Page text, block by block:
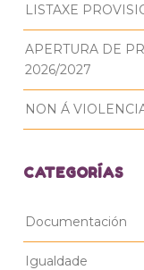
LISTAXE
APERTURA DE
2026/2027
NON Á
CATEGORÍAS
Documentación
Igualdade